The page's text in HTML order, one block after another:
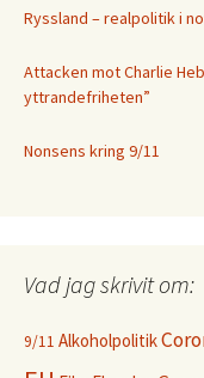
Ryssland – realpolitik i
Attacken mot Charlie
yttrandefriheten”
Nonsens kring 9/11
Vad jag skrivit om:
9/11 Alkoholpolitik